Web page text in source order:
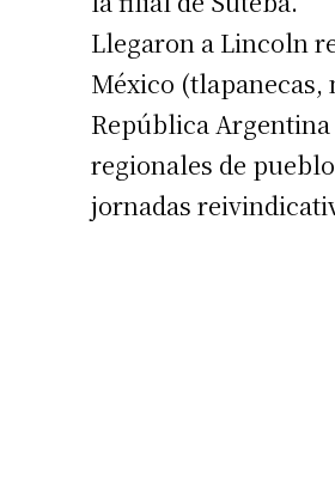
Llegaron a Lincoln
México (tlapanecas,
República
regionales de
jornadas